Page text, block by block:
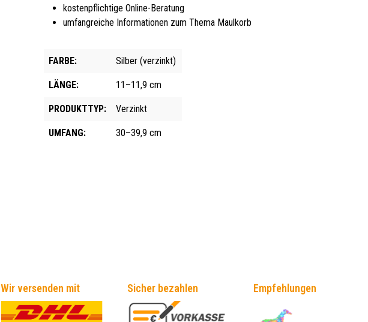
kostenpflichtige Online-Beratung
umfangreiche Informationen zum Thema Maulkorb
FARBE: Silber (verzinkt)
LÄNGE: 11–11,9 cm
PRODUKTTYP: Verzinkt
UMFANG: 30–39,9 cm
Wir versenden mit Sicher bezahlen Empfehlungen